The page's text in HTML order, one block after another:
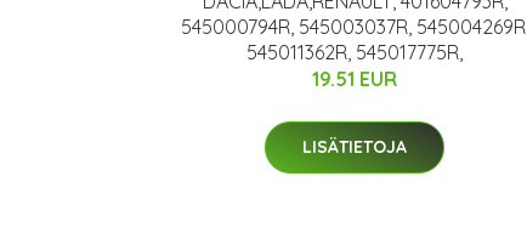
545000794R, 545003037R, 545004269R,
545011362R, 545017775R,
19.51 EUR
LISÄTIETOJA